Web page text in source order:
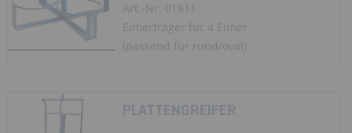
Art.-Nr. 01811
Eimerträger für 4 Eimer
(passend für rund/oval)
PLATTENGREIFER